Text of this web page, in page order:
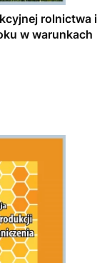
rolnictwa i
w warunkach